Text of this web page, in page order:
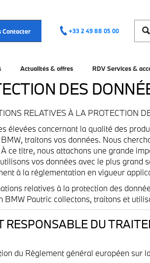
Contacter +33 2 49 88 05 00
Actualités & offres RDV Services &
DES
RELATIVES À LA PROTECTION
élevées concernant la qualité des
traitons vos données. Nous
ce titre, nous attachons une grande
vos données avec le plus grand
à la réglementation en vigueur
relatives à la protection des
BMW Pautric collectons, traitons et
RESPONSABLE DU
du Règlement général européen sur